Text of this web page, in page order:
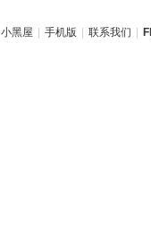
小黑屋 | 手机版 | 联系我们 |